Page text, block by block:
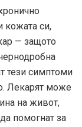
кожата си,
— защото
тези симптоми
Лекарят може
на живот,
помогнат за